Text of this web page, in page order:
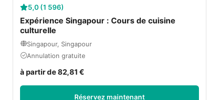
5,0 (1 596)
Expérience Singapour : Cours de cuisine
culturelle
Singapour, Singapour
Annulation gratuite
à partir de 82,81 €
Réservez maintenant